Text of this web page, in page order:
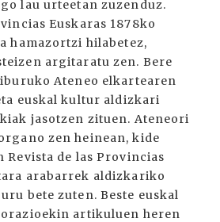
lau urteetan zuzenduz.
Euskaras 1878ko
hamazortzi hilabetez,
argitaratu zen. Bere
Ateneo elkartearen
euskal kultur aldizkari
jasotzen zituen. Ateneori
zen heinean, kide
Revista de las Provincias
arabarrek aldizkariko
bete zuten. Beste euskal
artikuluen heren